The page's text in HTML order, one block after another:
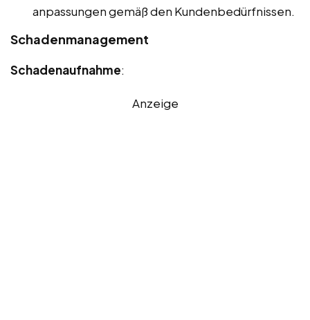
anpassungen gemäß den Kundenbedürfnissen.
Schadenmanagement
Schadenaufnahme:
Anzeige